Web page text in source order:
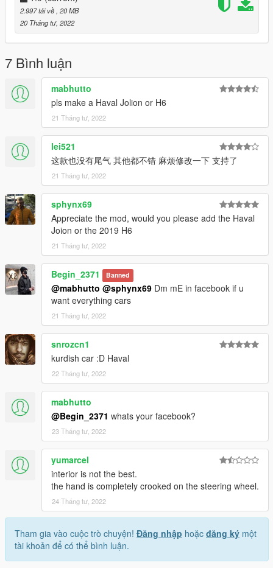
(if you use the mod folder function of openiv, the location is X: \
Grand Theft Auto V \ MODS \ update \ update. RPF \ common \
data \ dlclist. XML)
2. Open it with notepad and add a line
dlcpacks:\bigdog\
Save and replace dlclist xml
--------------------------------------------------------------------
3) Using openiv
1. Export
X:\Grand Theft Auto V\update\update.
rpf\common\data\extratitleupdatedata. meta
(if you use the mod folder function of openiv, the location is X: \
Grand Theft Auto V \ MODS \ update \ update. RPF \ common \
data \ extratitleupdatedata. Meta)
2. Open it with notepad and add a line
dlc_ bigdog:/
update:/dlc_ patch/bigdog/
Save and replace extertitleupdatedata meta and enjoy.
2.997 tải về, 20 MB
20 Tháng tư, 2022
7 Bình luận
mabhutto
pls make a Haval Jolion or H6
21 Tháng tư, 2022
lei521
这款也没有尾气 其他都不错 麻烦修改一下 支持了
21 Tháng tư, 2022
sphynx69
Appreciate the mod, would you please add the Haval
Joion or the 2019 H6
21 Tháng tư, 2022
Begin_2371 Banned
@mabhutto @sphynx69 Dm mE in facebook if u
want everything cars
21 Tháng tư, 2022
snrozcn1
kurdish car :D Haval
22 Tháng tư, 2022
mabhutto
@Begin_2371 whats your facebook?
23 Tháng tư, 2022
yumarcel
interior is not the best.
the hand is completely crooked on the steering wheel.
24 Tháng tư, 2022
Tham gia vào cuộc trò chuyện! Đăng nhập hoặc đăng ký một
tài khoản để có thể bình luận.